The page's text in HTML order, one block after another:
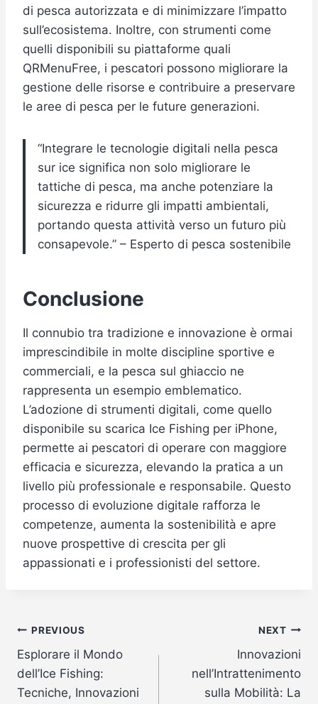
di pesca autorizzata e di minimizzare l’impatto
sull’ecosistema. Inoltre, con strumenti come
quelli disponibili su piattaforme quali
QRMenuFree, i pescatori possono migliorare la
gestione delle risorse e contribuire a preservare
le aree di pesca per le future generazioni.
“Integrare le tecnologie digitali nella pesca
sur ice significa non solo migliorare le
tattiche di pesca, ma anche potenziare la
sicurezza e ridurre gli impatti ambientali,
portando questa attività verso un futuro più
consapevole.” – Esperto di pesca sostenibile
Conclusione
Il connubio tra tradizione e innovazione è ormai
imprescindibile in molte discipline sportive e
commerciali, e la pesca sul ghiaccio ne
rappresenta un esempio emblematico.
L’adozione di strumenti digitali, come quello
disponibile su scarica Ice Fishing per iPhone,
permette ai pescatori di operare con maggiore
efficacia e sicurezza, elevando la pratica a un
livello più professionale e responsabile. Questo
processo di evoluzione digitale rafforza le
competenze, aumenta la sostenibilità e apre
nuove prospettive di crescita per gli
appassionati e i professionisti del settore.
Post
navigation
PREVIOUS
Esplorare il Mondo
dell’Ice Fishing:
Tecniche, Innovazioni
NEXT
Innovazioni
nell’Intrattenimento
sulla Mobilità: La